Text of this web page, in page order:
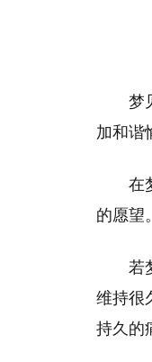
梦
加和谐
在
的愿望
若
维持很
持久的